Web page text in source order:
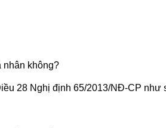
nhân không?
28 Nghị định 65/2013/NĐ-CP như